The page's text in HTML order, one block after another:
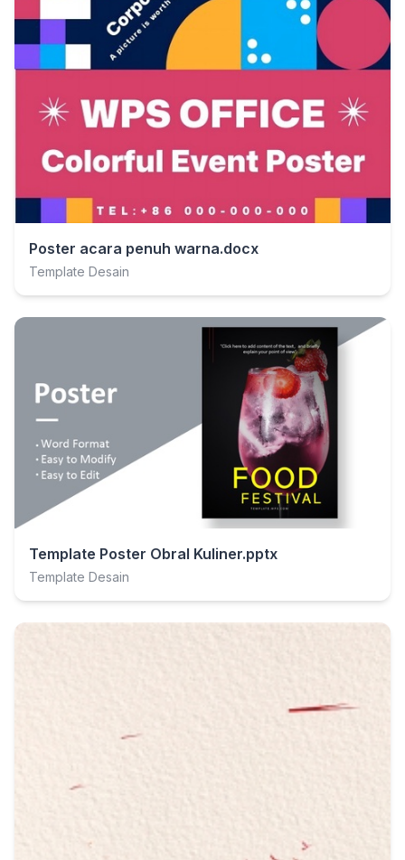
Poster acara penuh warna.docx
Template Desain
Template Poster Obral Kuliner.pptx
Template Desain